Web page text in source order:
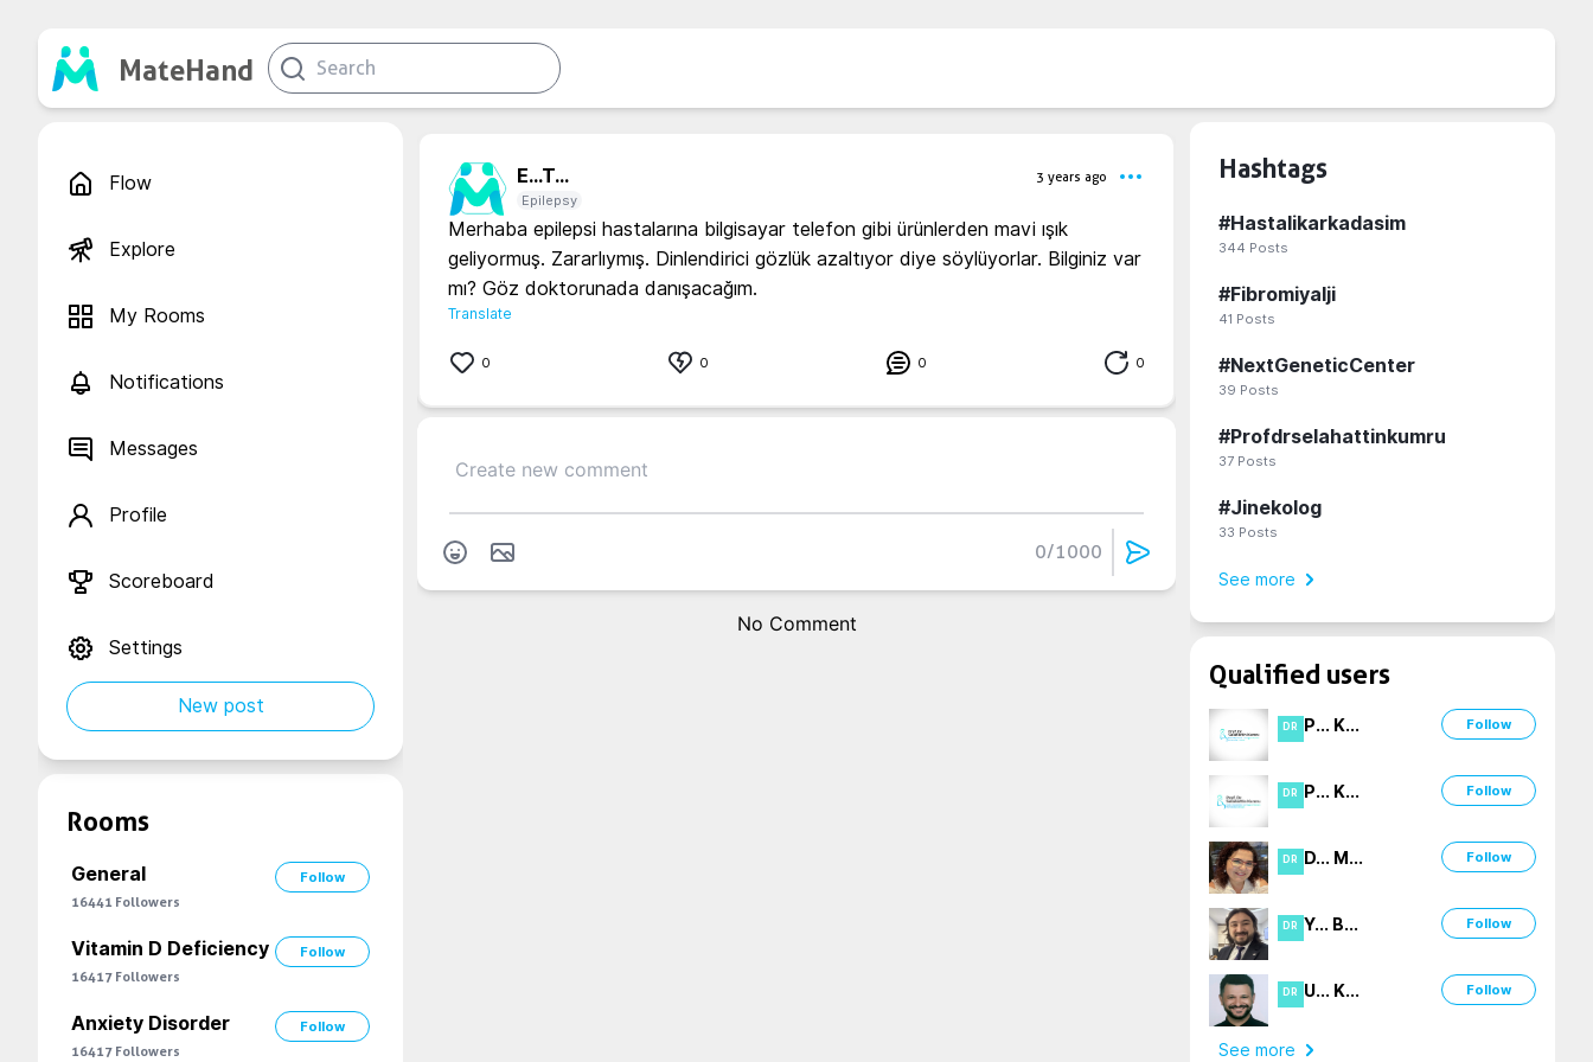
MateHand
Flow
Explore
My Rooms
Notifications
Messages
Profile
Scoreboard
Settings
New post
Rooms
General
Follow
16441 Followers
Vitamin D Deficiency
Follow
16417 Followers
Anxiety Disorder
Follow
16417 Followers
E...T...
3 years ago
Epilepsy
Merhaba epilepsi hastalarına bilgisayar telefon gibi ürünlerden mavi ışık
geliyormuş. Zararlıymış. Dinlendirici gözlük azaltıyor diye söylüyorlar. Bilginiz var
mı? Göz doktorunada danışacağım.
Translate
0 0 0 0
0/1000
No Comment
Hashtags
#Hastalikarkadasim
344 Posts
#Fibromiyalji
41 Posts
#NextGeneticCenter
39 Posts
#Profdrselahattinkumru
37 Posts
#Jinekolog
33 Posts
See more
Qualified users
DR P... K... Follow
DR P... K... Follow
DR D... M... Follow
DR Y... B... Follow
DR U... K... Follow
See more